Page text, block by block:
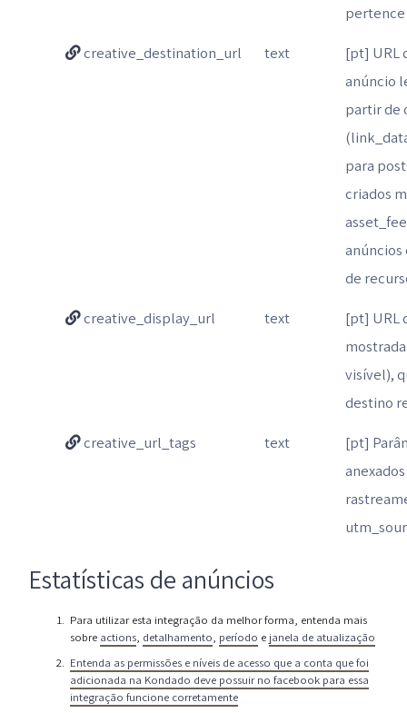
pertence
creative_destination_url
text
[pt] URL
anúncio
partir de
para
criados
anúncios
de
creative_display_url
text
[pt] URL
visível),
destino
creative_url_tags
text
[pt]
Estatísticas de anúncios
Para utilizar esta integração da melhor forma, entenda mais
sobre actions, detalhamento, período e janela de atualização
Entenda as permissões e níveis de acesso que a conta que foi
adicionada na Kondado deve possuir no facebook para essa
integração funcione corretamente